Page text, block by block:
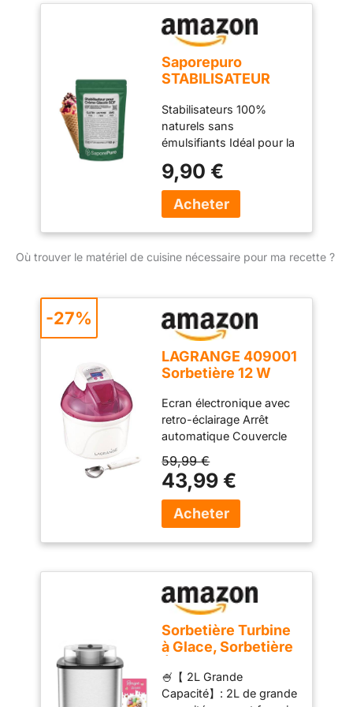
DÉRIVÉS DU LAIT
Saporepuro
STABILISATEUR
SORBETS 50 GR
Stabilisateurs 100%
naturels sans
émulsifiants Idéal pour la
sorbets à froid Dosage
recommandé 4 gr / kg
Ingrédients:
SANS GLUTEN - SANS
9,90 €
Où trouver le matériel de cuisine nécessaire pour ma recette ?
LAGRANGE 409001
Sorbetière 12 W
L Framboise
Ecran électronique avec
retro-éclairage Arrêt
automatique Couvercle
ouverture Cuve
réfrigérante -
contenance 1,5L
Couvercle de stockage
Puissance: 12 W
59,99 €
43,99 €
-27%
Sorbetière Turbine
à Glace, Sorbetière
Machine à Glace en
Acier Inoxydable,
🍧【 2L Grande
Capacité】: 2L de grande